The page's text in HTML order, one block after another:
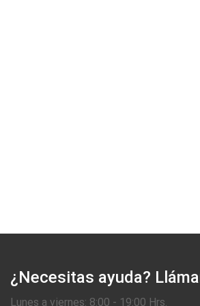
¿Necesitas ayuda?
Lunes a viernes: 8:00 - 19:00 Hrs.